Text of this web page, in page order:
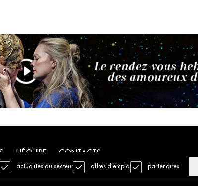
actualités du secteur offres d’emploi partenaires
L'ÉQUIPE CONTACTS